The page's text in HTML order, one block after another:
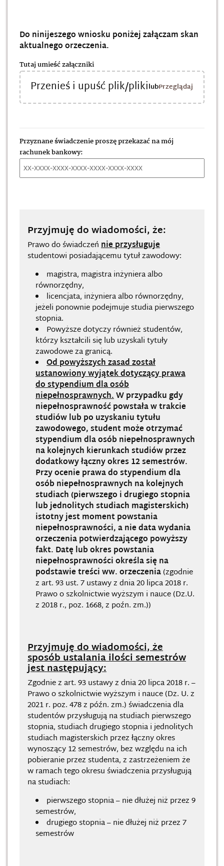
Do ninijeszego wniosku poniżej załączam skan
aktualnego orzeczenia.
Tutaj umieść załączniki
Przenieś i upuść plik/plikilubPrzeglądaj pliki na
Przyznane świadczenie proszę przekazać na mój
rachunek bankowy:
Przyjmuję do wiadomości, że:
Prawo do świadczeńnie przysługuje
studentowi posiadającemu tytuł zawodowy:
magistra, magistra inżyniera albo
równorzędny,
licencjata, inżyniera albo równorzędny,
jeżeli ponownie podejmuje studia pierwszego
stopnia.
Powyższe dotyczy również studentów,
którzy kształcili się lub uzyskali tytuły
zawodowe za granicą.
Od powyższych zasad został
ustanowiony wyjątek dotyczący prawa
do stypendium dla osób
niepełnosprawnych.W przypadku gdy
niepełnosprawność powstała w trakcie
studiów lub po uzyskaniu tytułu
zawodowego, student może otrzymać
stypendium dla osób niepełnosprawnych
na kolejnych kierunkach studiów przez
dodatkowy łączny okres 12 semestrów.
Przy ocenie prawa do stypendium dla
osób niepełnosprawnych na kolejnych
studiach (pierwszego i drugiego stopnia
lub jednolitych studiach magisterskich)
istotny jest moment powstania
niepełnosprawności, a nie data wydania
orzeczenia potwierdzającego powyższy
fakt. Datę lub okres powstania
niepełnosprawności określa się na
podstawie treści ww. orzeczenia(zgodnie
z art. 93 ust. 7 ustawy z dnia 20 lipca 2018 r.
Prawo o szkolnictwie wyższym i nauce (Dz.U.
z 2018 r., poz. 1668, z poźn. zm.))
Przyjmuję do wiadomości, że
sposób ustalania ilości semestrów
jest następujący:
Zgodnie z art. 93 ustawy z dnia 20 lipca 2018 r. –
Prawo o szkolnictwie wyższym i nauce (Dz. U. z
2021 r. poz. 478 z późn. zm.) świadczenia dla
studentów przysługują na studiach pierwszego
stopnia, studiach drugiego stopnia i jednolitych
studiach magisterskich przez łączny okres
wynoszący 12 semestrów, bez względu na ich
pobieranie przez studenta, z zastrzeżeniem że
w ramach tego okresu świadczenia przysługują
na studiach:
pierwszego stopnia – nie dłużej niż przez 9
semestrów,
drugiego stopnia – nie dłużej niż przez 7
semestrów